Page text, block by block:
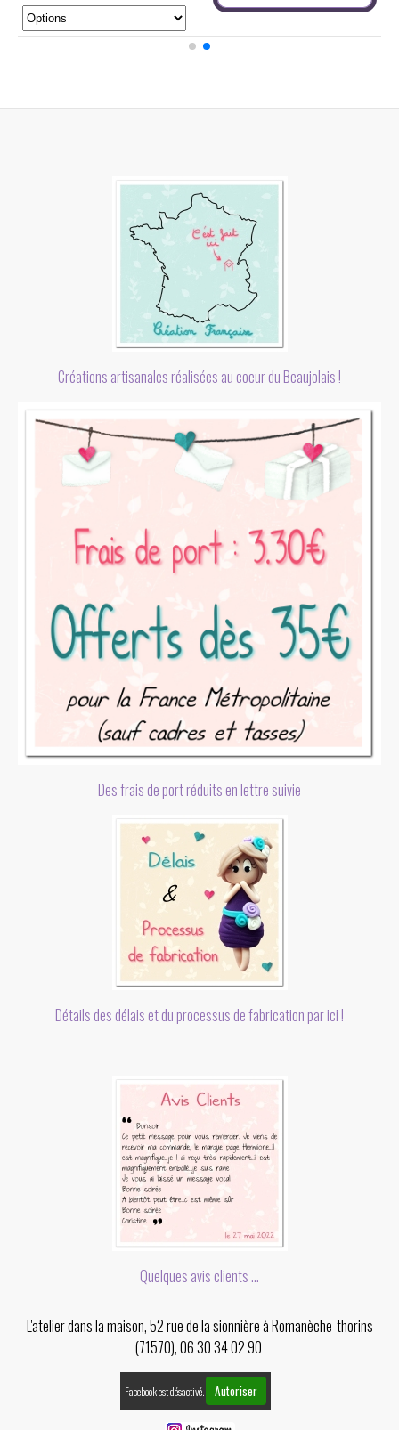
Créations artisanales réalisées au coeur du Beaujolais !
Des frais de port réduits en lettre suivie
Détails des délais et du processus de fabrication par ici !
Quelques avis clients ...
L'atelier dans la maison, 52 rue de la sionnière à Romanèche-thorins
(71570), 06 30 34 02 90
Facebook est désactivé. Autoriser